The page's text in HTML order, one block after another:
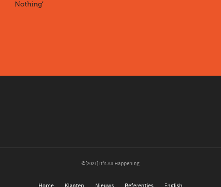
Nothing’
©[2021] It's All Happening